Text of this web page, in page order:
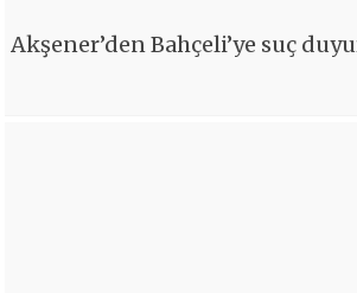
Akşener’den Bahçeli’ye suç